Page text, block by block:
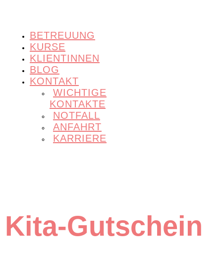
BETREUUNG
KURSE
KLIENTINNEN
BLOG
KONTAKT
WICHTIGE
KONTAKTE
NOTFALL
ANFAHRT
KARRIERE
Kita-Gutschein